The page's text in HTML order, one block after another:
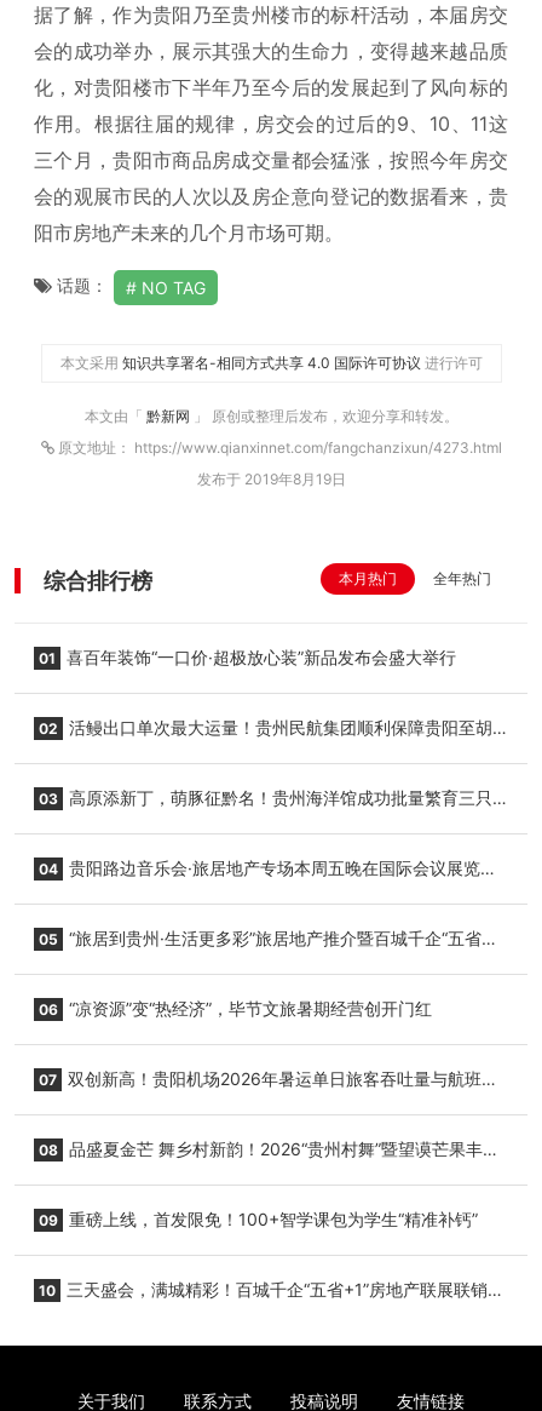
据了解，作为贵阳乃至贵州楼市的标杆活动，本届房交
会的成功举办，展示其强大的生命力，变得越来越品质
化，对贵阳楼市下半年乃至今后的发展起到了风向标的
作用。根据往届的规律，房交会的过后的9、10、11这
三个月，贵阳市商品房成交量都会猛涨，按照今年房交
会的观展市民的人次以及房企意向登记的数据看来，贵
阳市房地产未来的几个月市场可期。
话题： NO TAG
本文采用 知识共享署名-相同方式共享 4.0 国际许可协议 进行许可
本文由「 黔新网 」 原创或整理后发布，欢迎分享和转发。
原文地址： https://www.qianxinnet.com/fangchanzixun/4273.html
发布于 2019年8月19日
综合排行榜 本月热门 全年热门
01 喜百年装饰“一口价·超极放心装”新品发布会盛大举行
02 活鳗出口单次最大运量！贵州民航集团顺利保障贵阳至胡
03 高原添新丁，萌豚征黔名！贵州海洋馆成功批量繁育三只
04 贵阳路边音乐会·旅居地产专场本周五晚在国际会议展览中
05 “旅居到贵州·生活更多彩”旅居地产推介暨百城千企“五省
06 “凉资源”变“热经济”，毕节文旅暑期经营创开门红
07 双创新高！贵阳机场2026年暑运单日旅客吞吐量与航班起
08 品盛夏金芒 舞乡村新韵！2026“贵州村舞”暨望谟芒果丰收
09 重磅上线，首发限免！100+智学课包为学生“精准补钙”
10 三天盛会，满城精彩！百城千企“五省+1”房地产联展联销活
关于我们 联系方式 投稿说明 友情链接